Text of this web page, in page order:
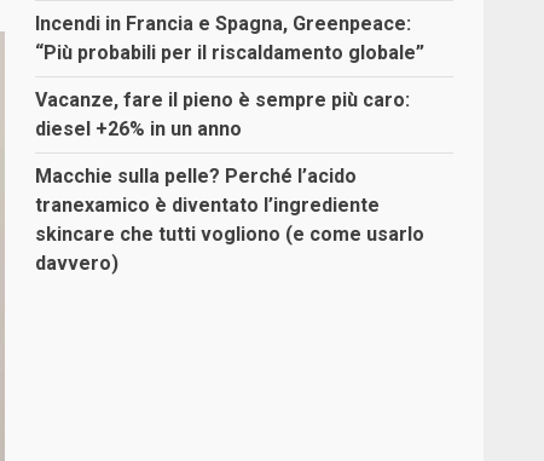
Incendi in Francia e Spagna, Greenpeace:
“Più probabili per il riscaldamento globale”
Vacanze, fare il pieno è sempre più caro:
diesel +26% in un anno
Macchie sulla pelle? Perché l’acido
tranexamico è diventato l’ingrediente
skincare che tutti vogliono (e come usarlo
davvero)